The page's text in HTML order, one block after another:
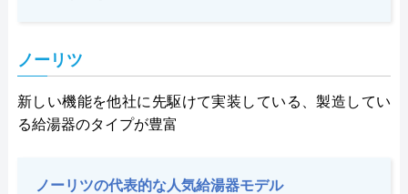
ノーリツ
新しい機能を他社に先駆けて実装している、製造してい
る給湯器のタイプが豊富
ノーリツの代表的な人気給湯器モデル